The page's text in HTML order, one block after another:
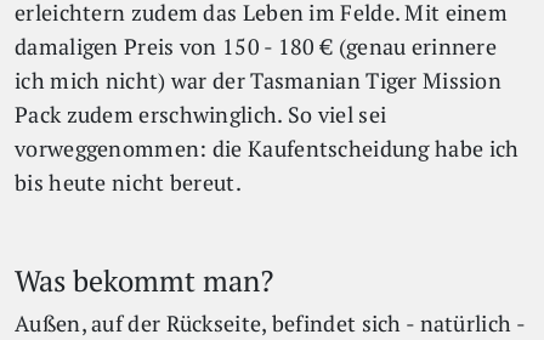
erleichtern zudem das Leben im Felde. Mit einem
damaligen Preis von 150 - 180 € (genau erinnere
ich mich nicht) war der Tasmanian Tiger Mission
Pack zudem erschwinglich. So viel sei
vorweggenommen: die Kaufentscheidung habe ich
bis heute nicht bereut.
Was bekommt man?
Außen, auf der Rückseite, befindet sich - natürlich -